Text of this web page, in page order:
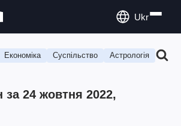
Ukr
Економіка Суспільство Астрологія
за 24 жовтня 2022,